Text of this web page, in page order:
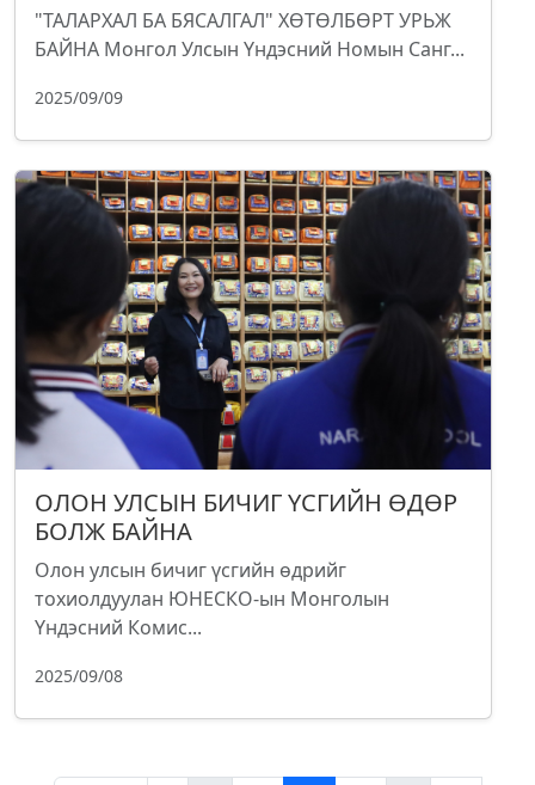
"ТАЛАРХАЛ БА БЯСАЛГАЛ" ХӨТӨЛБӨРТ УРЬЖ
БАЙНА Монгол Улсын Үндэсний Номын Санг...
2025/09/09
ОЛОН УЛСЫН БИЧИГ ҮСГИЙН ӨДӨР
БОЛЖ БАЙНА
Олон улсын бичиг үсгийн өдрийг
тохиолдуулан ЮНЕСКО-ын Монголын
Үндэсний Комис...
2025/09/08